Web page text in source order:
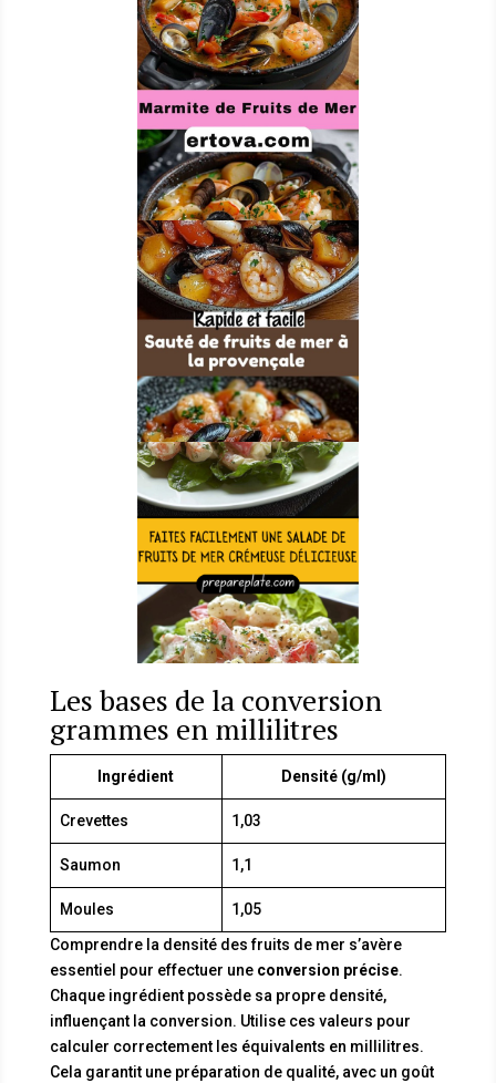
Les bases de la conversion
grammes en millilitres
Ingrédient Densité (g/ml)
Crevettes 1,03
Saumon 1,1
Moules
1,05
Comprendre la densité des fruits de mer s’avère
essentiel pour effectuer une conversion précise.
Chaque ingrédient possède sa propre densité,
influençant la conversion. Utilise ces valeurs pour
calculer correctement les équivalents en millilitres.
Cela garantit une préparation de qualité, avec un goût